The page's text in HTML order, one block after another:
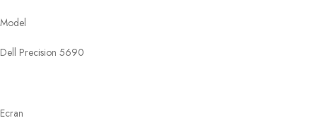
Model
Dell Precision 5690
Ecran